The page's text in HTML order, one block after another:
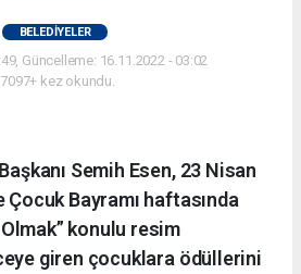
BELEDIYELER
Güncelleme: 16.11.2022 - 03:02
7097+ kez okundu.
Semih Esen, 23 Nisan
Çocuk Bayramı haftasında
konulu resim
giren çocuklara ödüllerini